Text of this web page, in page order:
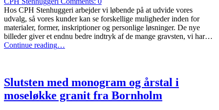
Hos CPH Stenhuggeri arbejder vi løbende på at udvide vores
udvalg, så vores kunder kan se forskellige muligheder inden for
materialer, former, inskriptioner og personlige løsninger. De nye
billeder giver et endnu bedre indtryk af de mange gravsten, vi har…
Continue reading“Vi
med
nye
billeder
…
Slutsten med monogram og årstal i
moseløkke granit fra Bornholm